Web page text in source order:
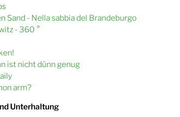
Sand - Nella sabbia del Brandeburgo
- 360 °
ist nicht dünn genug
arm?
Unterhaltung